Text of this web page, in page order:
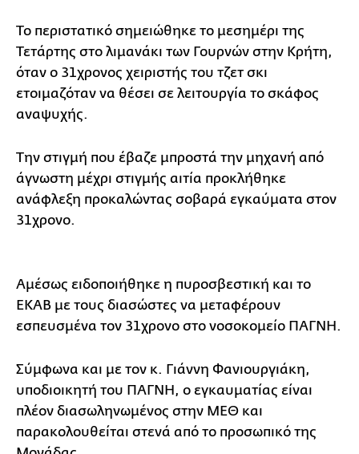
Το περιστατικό σημειώθηκε το μεσημέρι της
Τετάρτης στο λιμανάκι των Γουρνών στην Κρήτη,
όταν ο 31χρονος χειριστής του τζετ σκι
ετοιμαζόταν να θέσει σε λειτουργία το σκάφος
αναψυχής.
Την στιγμή που έβαζε μπροστά την μηχανή από
άγνωστη μέχρι στιγμής αιτία προκλήθηκε
ανάφλεξη προκαλώντας σοβαρά εγκαύματα στον
31χρονο.
Αμέσως ειδοποιήθηκε η πυροσβεστική και το
ΕΚΑΒ με τους διασώστες να μεταφέρουν
εσπευσμένα τον 31χρονο στο νοσοκομείο ΠΑΓΝΗ.
Σύμφωνα και με τον κ. Γιάννη Φανιουργιάκη,
υποδιοικητή του ΠΑΓΝΗ, ο εγκαυματίας είναι
πλέον διασωληνωμένος στην ΜΕΘ και
παρακολουθείται στενά από το προσωπικό της